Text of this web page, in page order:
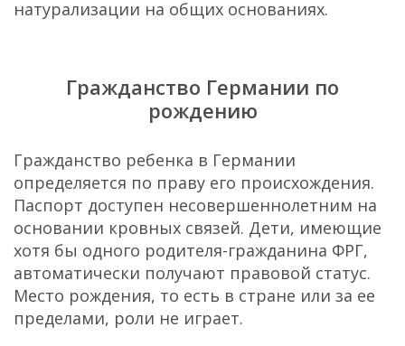
натурализации на общих основаниях.
Гражданство Германии по
рождению
Гражданство ребенка в Германии
определяется по праву его происхождения.
Паспорт доступен несовершеннолетним на
основании кровных связей. Дети, имеющие
хотя бы одного родителя-гражданина ФРГ,
автоматически получают правовой статус.
Место рождения, то есть в стране или за ее
пределами, роли не играет.